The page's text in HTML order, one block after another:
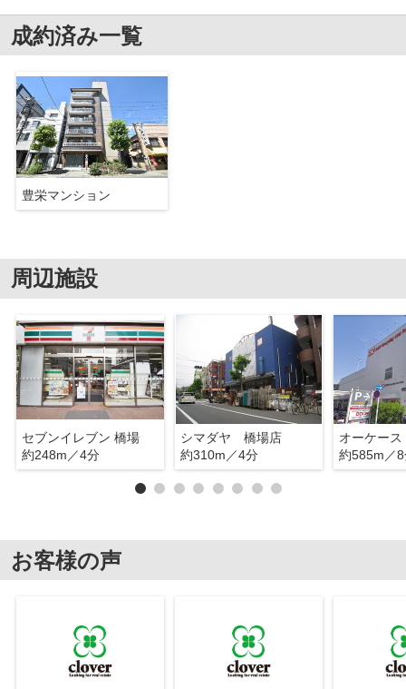
成約済み一覧
豊栄マンション
周辺施設
セブンイレブン 橋場
約248m／4分
シマダヤ 橋場店
約310m／4分
約585m／
お客様の声